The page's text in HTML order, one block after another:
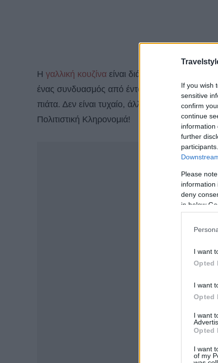
If you wish
sensitive
confirm
continue
information
further
Please
information
deny
in below
I want
Opted
I want
Opted
I want
Opted
I want
of my
Η γαλλική κουζίνα είναι διάσημη σε όλο τον
ένας συνδυασμός από έντονες, φυσικές
πιάτα. Δεν είναι τυχαίο, άλλωστε που το 2010
Πολιτιστική Κληρονομιά!
-